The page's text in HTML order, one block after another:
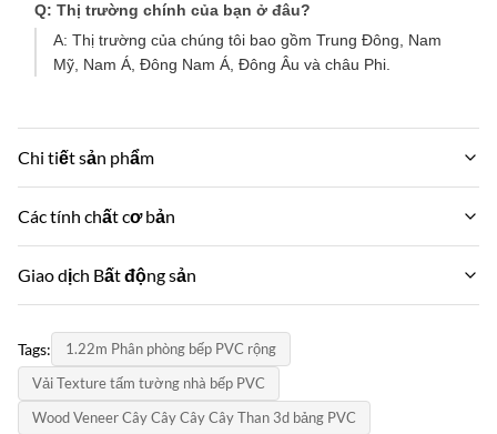
Q: Thị trường chính của bạn ở đâu?
A: Thị trường của chúng tôi bao gồm Trung Đông, Nam
Mỹ, Nam Á, Đông Nam Á, Đông Âu và châu Phi.
Chi tiết sản phẩm
Material:
Function:
Chống ẩm, không thấm nước,
Color:
khác nhau và tùy chỉnh
Style:
Các tính chất cơ bản
Tên thương hiệu:
Mô hình sản phẩm:
1220*2440*5 mm/8 mm
chứng chỉ:
Giao dịch Bất động sản
MOQ:
Thương lượng
đơn giá:
Negotiate
Tags:
1.22m Phân phòng bếp PVC rộng
Vải Texture tấm tường nhà bếp PVC
Wood Veneer Cây Cây Cây Cây Than 3d bảng PVC